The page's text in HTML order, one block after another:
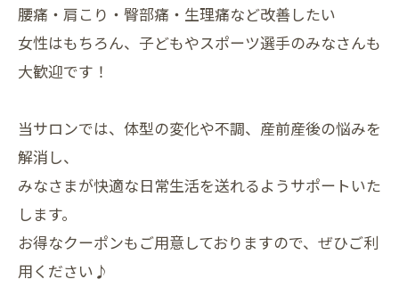
腰痛・肩こり・臀部痛・生理痛など改善したい
女性はもちろん、子どもやスポーツ選手のみなさんも
大歓迎です！
当サロンでは、体型の変化や不調、産前産後の悩みを
解消し、
みなさまが快適な日常生活を送れるようサポートいた
します。
お得なクーポンもご用意しておりますので、ぜひご利
用ください♪